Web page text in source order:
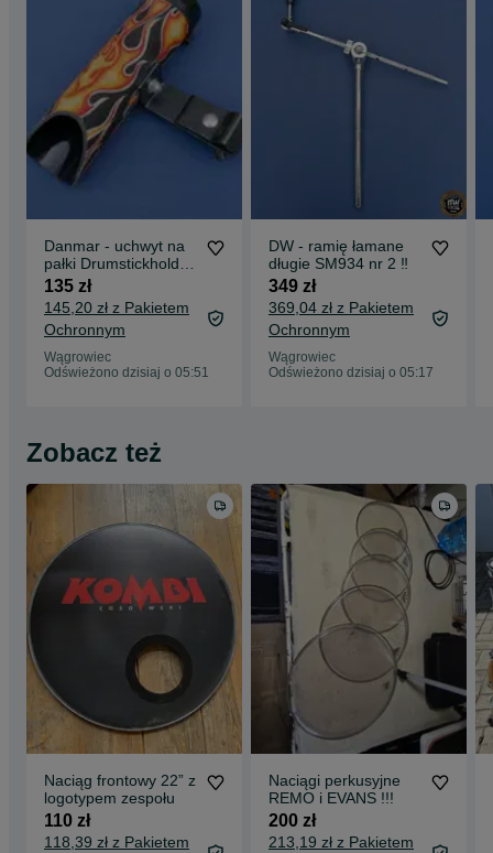
Danmar - uchwyt na
pałki Drumstickholder
Flames 1027F1 USA
‼️
135 zł
145,20 zł z Pakietem
Ochronnym
Wągrowiec
Odświeżono dzisiaj o 05:51
DW - ramię łamane
długie SM934 nr 2 ‼️
349 zł
369,04 zł z Pakietem
Ochronnym
Wągrowiec
Odświeżono dzisiaj o 05:17
Zobacz też
Naciąg frontowy 22” z
logotypem zespołu
110 zł
118,39 zł z Pakietem
Naciągi perkusyjne
REMO i EVANS !!!
200 zł
213,19 zł z Pakietem